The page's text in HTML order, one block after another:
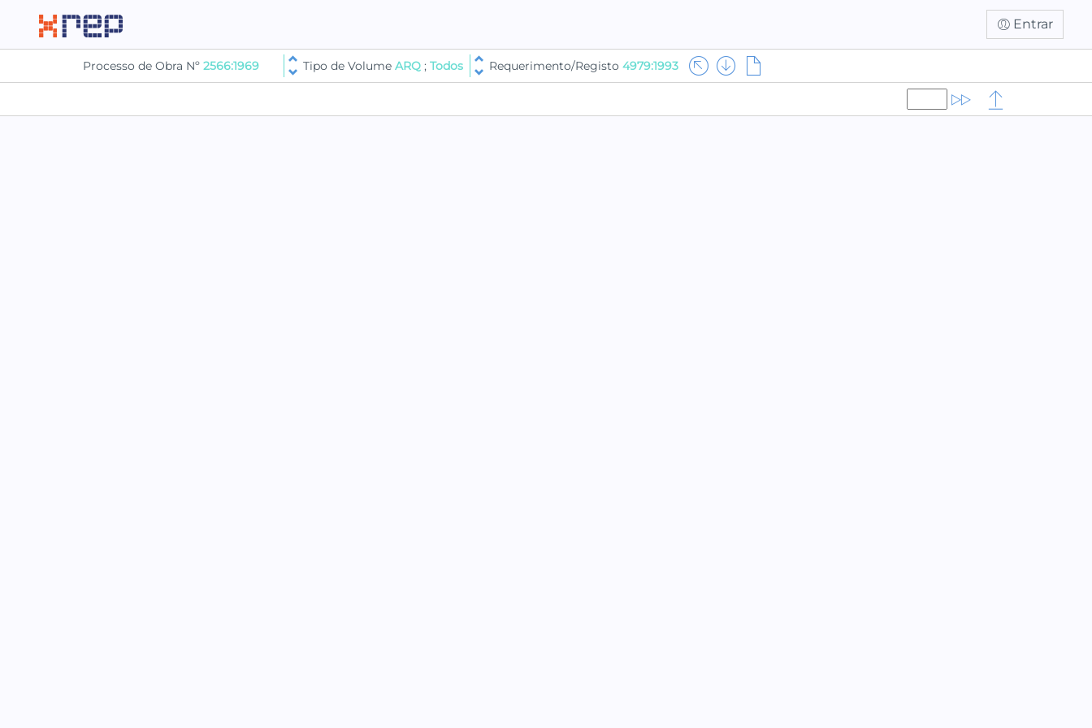
Entrar
Processo de Obra Nº 2566:1969 Tipo de Volume ARQ ; Todos Requerimento/Registo 4979:1993